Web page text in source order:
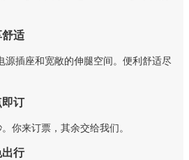
适
源插座和宽敞的伸腿空间。便利舒适尽
订
你来订票，其余交给我们。
出行